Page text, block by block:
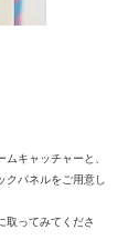
キャッチャーと、
パネルをご用意し
取ってみてくださ